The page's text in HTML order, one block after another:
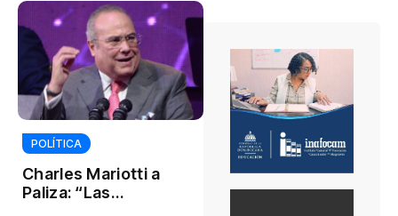
POLÍTICA
Charles Mariotti a
Paliza: “Las